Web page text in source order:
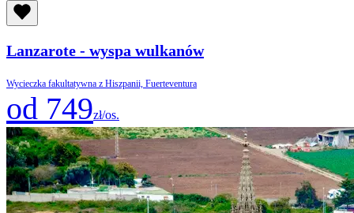
Lanzarote - wyspa wulkanów
Wycieczka fakultatywna z Hiszpanii, Fuerteventura
od 749zł/os.